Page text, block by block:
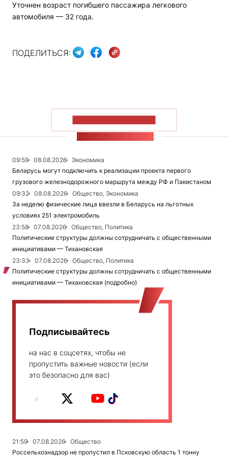
Уточнен возраст погибшего пассажира легкового
автомобиля — 32 года.
ПОДЕЛИТЬСЯ:
09:59 08.08.2026
Экономика
Беларусь могут подключить к реализации проекта первого
грузового железнодорожного маршрута между РФ и Пакистаном
09:32
08.08.2026
Общество, Экономика
За неделю физические лица ввезли в Беларусь на льготных
условиях 251 электромобиль
23:58
07.08.2026
Общество, Политика
Политические структуры должны сотрудничать с общественными
инициативами — Тихановская
23:33
07.08.2026
Общество, Политика
Политические структуры должны сотрудничать с общественными
инициативами — Тихановская (подробно)
Подписывайтесь
на нас в соцсетях, чтобы не
пропустить важные новости (если
это безопасно для вас)
21:59 07.08.2026
Общество
Россельхознадзор не пропустил в Псковскую область 1 тонну